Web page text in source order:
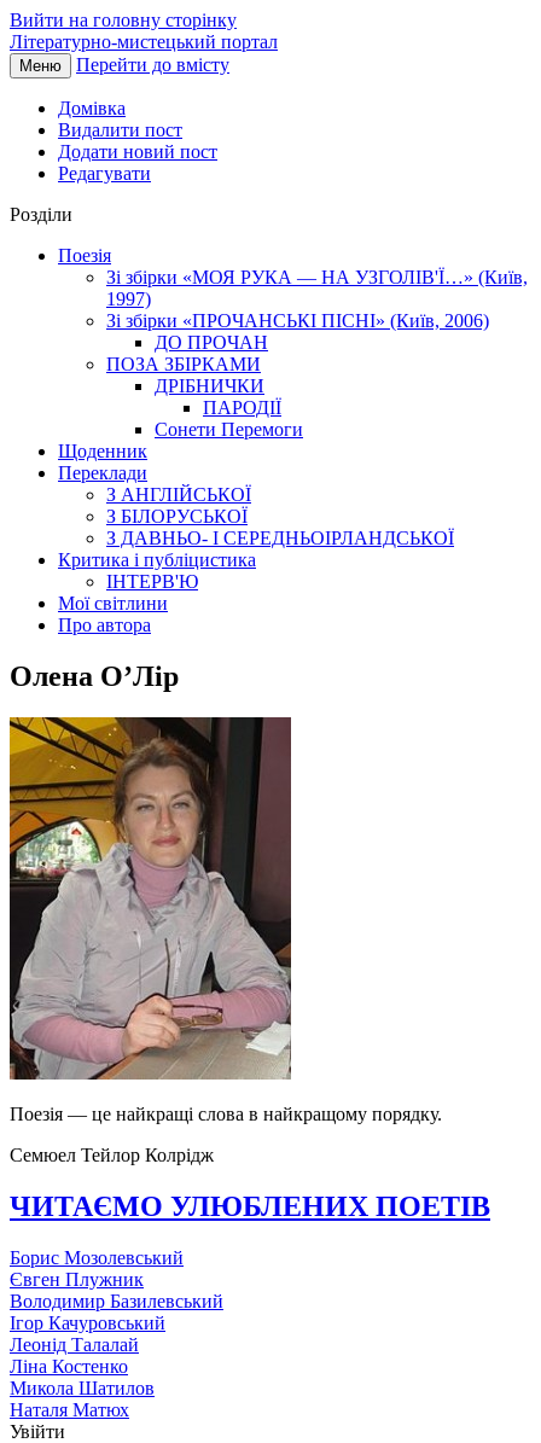
Вийти на головну сторінку
Літературно-мистецький портал
Меню Перейти до вмісту
Домівка
Видалити пост
Додати новий пост
Редагувати
Розділи
Поезія
Зі збірки «МОЯ РУКА — НА УЗГОЛІВ'Ї…» (Київ,
1997)
Зі збірки «ПРОЧАНСЬКІ ПІСНІ» (Київ, 2006)
ДО ПРОЧАН
ПОЗА ЗБІРКАМИ
ДРІБНИЧКИ
ПАРОДІЇ
Сонети Перемоги
Щоденник
Переклади
З АНГЛІЙСЬКОЇ
З БІЛОРУСЬКОЇ
З ДАВНЬО- І СЕРЕДНЬОІРЛАНДСЬКОЇ
Критика і публіцистика
ІНТЕРВ'Ю
Мої світлини
Про автора
Олена О’Лір
Поезія — це найкращі слова в найкращому порядку.
Семюел Тейлор Колрідж
ЧИТАЄМО УЛЮБЛЕНИХ ПОЕТІВ
Борис Мозолевський
Євген Плужник
Володимир Базилевський
Ігор Качуровський
Леонід Талалай
Ліна Костенко
Микола Шатилов
Наталя Матюх
Увійти